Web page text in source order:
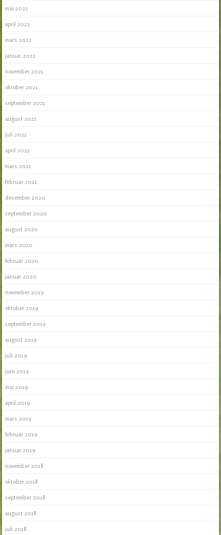
mai 2022
april 2022
mars 2022
januar 2022
november 2021
oktober 2021
september 2021
august 2021
juli 2021
april 2021
mars 2021
februar 2021
desember 2020
september 2020
august 2020
mars 2020
februar 2020
januar 2020
november 2019
oktober 2019
september 2019
august 2019
juli 2019
juni 2019
mai 2019
april 2019
mars 2019
februar 2019
januar 2019
november 2018
oktober 2018
september 2018
august 2018
juli 2018